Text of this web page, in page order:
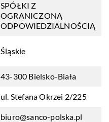
SPÓŁKI Z
OGRANICZONĄ
ODPOWIEDZIALNOŚCIĄ
Śląskie
43-300 Bielsko-Biała
ul. Stefana Okrzei 2/225
biuro@sanco-polska.pl